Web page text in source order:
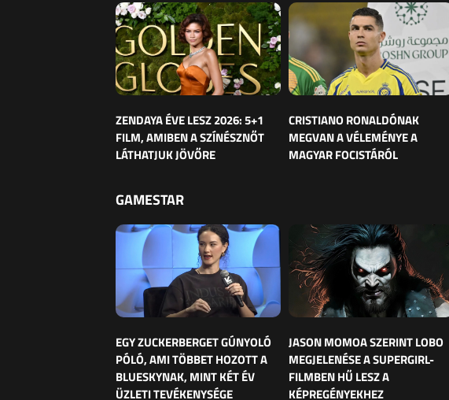
ZENDAYA ÉVE LESZ 2026: 5+1
FILM, AMIBEN A SZÍNÉSZNŐT
LÁTHATJUK JÖVŐRE
CRISTIANO RONALDÓNAK
MEGVAN A VÉLEMÉNYE A
MAGYAR FOCISTÁRÓL
GAMESTAR
EGY ZUCKERBERGET GÚNYOLÓ
PÓLÓ, AMI TÖBBET HOZOTT A
BLUESKYNAK, MINT KÉT ÉV
ÜZLETI TEVÉKENYSÉGE
JASON MOMOA SZERINT LOBO
MEGJELENÉSE A SUPERGIRL-
FILMBEN HŰ LESZ A
KÉPREGÉNYEKHEZ